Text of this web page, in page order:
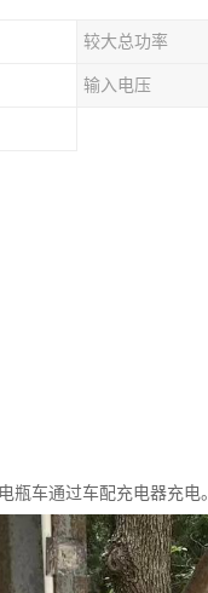
较大总功率
输入电压
瓶车通过车配充电器充电